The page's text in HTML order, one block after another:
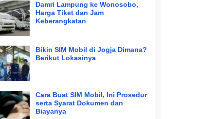
Damri Lampung ke Wonosobo,
Harga Tiket dan Jam
Keberangkatan
Bikin SIM Mobil di Jogja Dimana?
Berikut Lokasinya
Cara Buat SIM Mobil, Ini Prosedur
serta Syarat Dokumen dan
Biayanya